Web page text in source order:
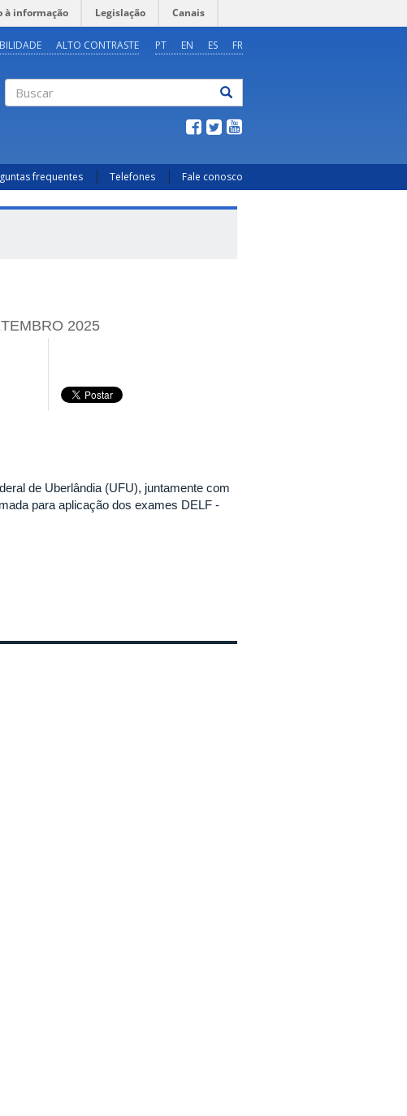
à informação Legislação Canais
PT EN ES FR
ALTO CONTRASTE
frequentes Telefones Fale conosco
2025
de Uberlândia (UFU), juntamente com
para aplicação dos exames DELF -